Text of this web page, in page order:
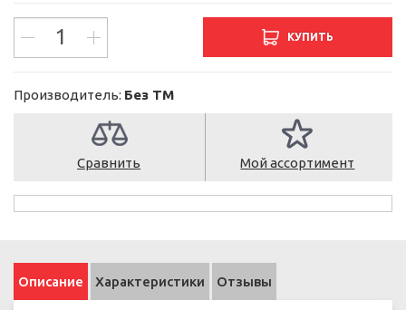
КУПИТЬ
Производитель: Без ТМ
Сравнить Мой ассортимент
Описание Характеристики Отзывы